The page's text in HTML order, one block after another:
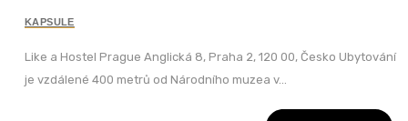
KAPSULE
Like a Hostel Prague Anglická 8, Praha 2, 120 00, Česko Ubytování
je vzdálené 400 metrů od Národního muzea v...